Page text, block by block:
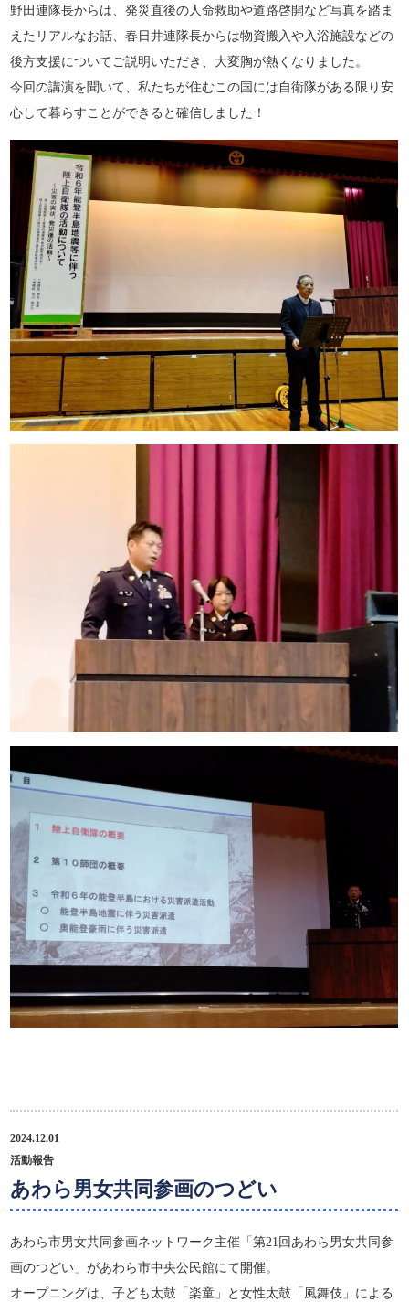
野田連隊長からは、発災直後の人命救助や道路啓開など写真を踏ま
えたリアルなお話、春日井連隊長からは物資搬入や入浴施設などの
後方支援についてご説明いただき、大変胸が熱くなりました。
今回の講演を聞いて、私たちが住むこの国には自衛隊がある限り安
心して暮らすことができると確信しました！
2024.12.01
活動報告
あわら男女共同参画のつどい
あわら市男女共同参画ネットワーク主催「第21回あわら男女共同参
画のつどい」があわら市中央公民館にて開催。
オープニングは、子ども太鼓「楽童」と女性太鼓「風舞伎」による